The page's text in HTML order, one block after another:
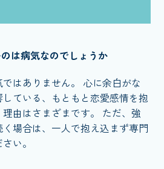
は病気なのでしょうか
はありません。 心に余白がな
ている、もともと恋愛感情を抱
由はさまざまです。 ただ、強
場合は、一人で抱え込まず専門
い。